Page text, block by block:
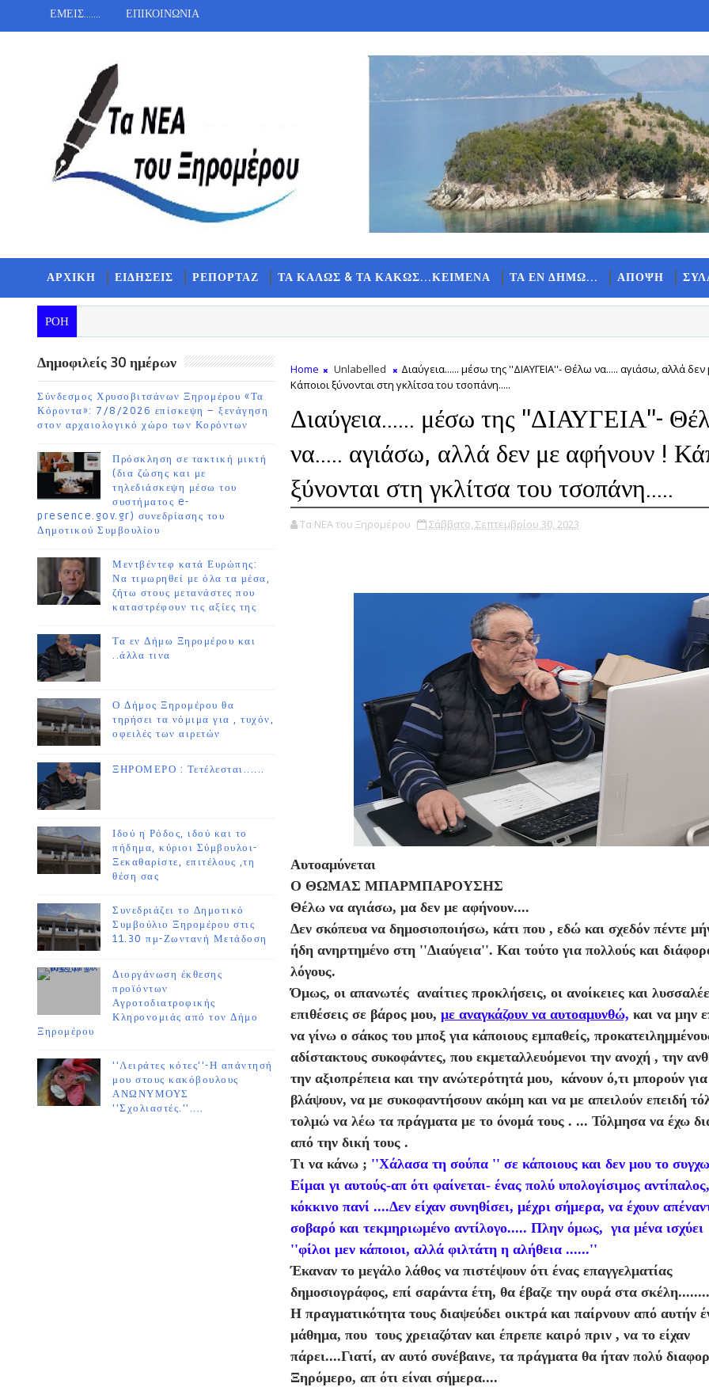
ΕΜΕΙΣ....... ΕΠΙΚΟΙΝΩΝΙΑ
ΑΡΧΙΚΗ ΕΙΔΗΣΕΙΣ ΡΕΠΟΡΤΑΖ ΤΑ ΚΑΛΩΣ & ΤΑ ΚΑΚΩΣ...ΚΕΙΜΕΝΑ ΤΑ ΕΝ ΔΗΜΩ... ΑΠΟΨΗ
ΡΟΗ
Δημοφιλείς 30 ημέρων
Σύνδεσμος Χρυσοβιτσάνων Ξηρομέρου «Τα
Κόροντα»: 7/8/2026 επίσκεψη – ξενάγηση
στον αρχαιολογικό χώρο των Κορόντων
Πρόσκληση σε τακτική μικτή
(δια ζώσης και με
τηλεδιάσκεψη μέσω του
συστήματος e-
presence.gov.gr) συνεδρίασης του
Δημοτικού Συμβουλίου
Μεντβέντεφ κατά Ευρώπης:
Να τιμωρηθεί με όλα τα μέσα,
ζήτω στους μετανάστες που
καταστρέφουν τις αξίες της
Τα εν Δήμω Ξηρομέρου και
..άλλα τινα
Ο Δήμος Ξηρομέρου θα
τηρήσει τα νόμιμα για , τυχόν,
οφειλές των αιρετών
ΞΗΡΟΜΕΡΟ : Τετέλεσται......
Ιδού η Ρόδος, ιδού και το
πήδημα, κύριοι Σύμβουλοι-
Ξεκαθαρίστε, επιτέλους ,τη
θέση σας
Συνεδριάζει το Δημοτικό
Συμβούλιο Ξηρομέρου στις
11.30 πμ-Ζωντανή Μετάδοση
Διοργάνωση έκθεσης
προϊόντων
Αγροτοδιατροφικής
Κληρονομιάς από τον Δήμο
Ξηρομέρου
''Λειράτες κότες''-Η απάντησή
μου στους κακόβουλους
ΑΝΩΝΥΜΟΥΣ
''Σχολιαστές.''....
Home Unlabelled
Διαύγεια...... μέσω της ''ΔΙΑΥΓΕΙΑ''- Θέλω να..... αγιάσω, αλλά
Κάποιοι ξύνονται στη γκλίτσα του τσοπάνη.....
Διαύγεια...... μέσω της ''ΔΙΑΥΓΕΙΑ''-
να..... αγιάσω, αλλά δεν με αφήνουν !
ξύνονται στη γκλίτσα του τσοπάνη.....
Τα ΝΕΑ του Ξηρομέρου Σάββατο, Σεπτεμβρίου 30, 2023
Αυτοαμύνεται
Ο ΘΩΜΑΣ ΜΠΑΡΜΠΑΡΟΥΣΗΣ
Θέλω να αγιάσω, μα δεν με αφήνουν....
Δεν σκόπευα να δημοσιοποιήσω, κάτι που , εδώ και σχεδόν πέντε
ήδη ανηρτημένο στη ''Διαύγεια''. Και τούτο για πολλούς και
λόγους.
Όμως, οι απανωτές αναίτιες προκλήσεις, οι ανοίκειες και
επιθέσεις σε βάρος μου, με αναγκάζουν να αυτοαμυνθώ, και να μην
να γίνω ο σάκος του μποξ για κάποιους εμπαθείς,
αδίστακτους συκοφάντες, που εκμεταλλευόμενοι την ανοχή , την
την αξιοπρέπεια και την ανώτερότητά μου, κάνουν ό,τι μπορούν
βλάψουν, να με συκοφαντήσουν ακόμη και να με απειλούν επειδή
τολμώ να λέω τα πράγματα με το όνομά τους . ... Τόλμησα να έχω
από την δική τους .
Τι να κάνω ; ''Χάλασα τη σούπα '' σε κάποιους και δεν μου το
Είμαι γι αυτούς-απ ότι φαίνεται- ένας πολύ υπολογίσιμος
κόκκινο πανί ....Δεν είχαν συνηθίσει, μέχρι σήμερα, να έχουν
σοβαρό και τεκμηριωμένο αντίλογο..... Πλην όμως, για μένα ισχύει
''φίλοι μεν κάποιοι, αλλά φιλτάτη η αλήθεια ......''
Έκαναν το μεγάλο λάθος να πιστέψουν ότι ένας επαγγελματίας
δημοσιογράφος, επί σαράντα έτη, θα έβαζε την ουρά στα σκέλη........
Η πραγματικότητα τους διαψεύδει οικτρά και παίρνουν από αυτήν
μάθημα, που τους χρειαζόταν και έπρεπε καιρό πριν , να το είχαν
πάρει....Γιατί, αν αυτό συνέβαινε, τα πράγματα θα ήταν πολύ
Ξηρόμερο, απ ότι είναι σήμερα....